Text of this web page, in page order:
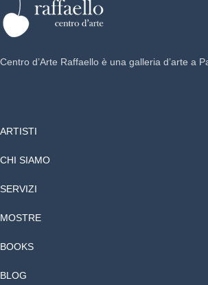
Centro d’Arte Raffaello è una galleria d’arte a
ARTISTI
CHI SIAMO
SERVIZI
MOSTRE
BOOKS
BLOG